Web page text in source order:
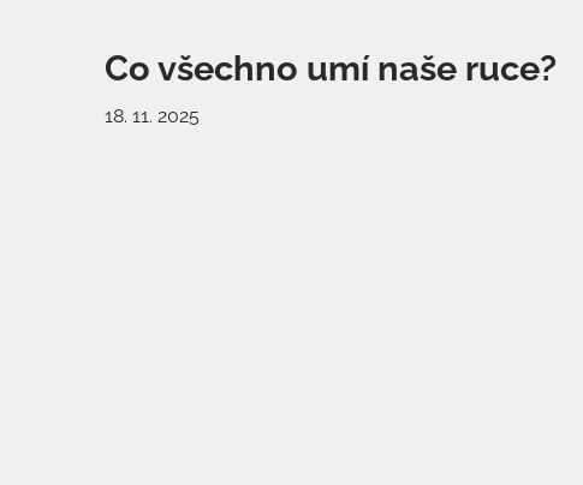
Co všechno umí naše ruce?
18. 11. 2025